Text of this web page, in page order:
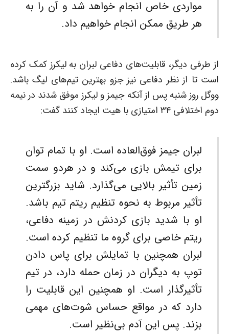
مواردی خاص انجام خواهد شد و آن را به
هر طریق ممکن انجام خواهیم داد.
از طرفی دیگر، قابلیت‌های دفاعی لبران به لیکرز کمک کرده
است تا از نظر دفاعی نیز جزو بهترین تیم‌های لیگ باشد.
ووگل روز شنبه پس از آنکه جیمز و لیکرز موفق شدند در نیمه
دوم اختلافی ۳۴ امتیازی با هیت ایجاد کنند گفت:
لبران جیمز فوق‌العاده است. او با تمام توان
برای تیمش بازی می‌کند و در هردو سمت
زمین تأثیر بالایی می‌گذارد. شاید بزرگترین
تأثیر مربوط به نحوه تنظیم ریتم تیم باشد.
او با شدید بازی کردنش در زمینه دفاعی،
ریتم خاصی برای گروه ما تنظیم کرده است.
لبران همچنین با تمایلش برای پاس دادن
توپ به دیگران در زمان حمله دارد، در تیم
تأثیرگذار است. او همچنین این قابلیت را
دارد که در مواقع حساس شوت‌های مهمی
بزند. پس این آدم بی‌نظیر است.